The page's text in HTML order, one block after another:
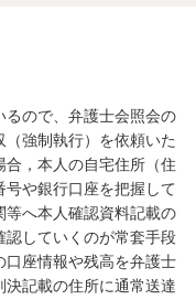
ので、弁護士会照会の
強制執行）を依頼いた
，本人の自宅住所（住
や銀行口座を把握して
等へ本人確認資料記載の
していくのが常套手段
口座情報や残高を弁護士
記載の住所に通常送達